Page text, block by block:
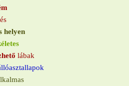
helyen
lábak